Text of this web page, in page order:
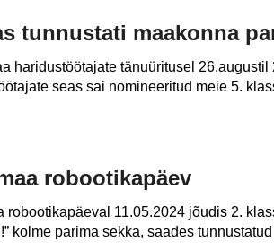
tunnustati maakonna
haridustöötajate tänuüritusel
seas sai nomineeritud meie 5.
robootikapäev
robootikapäeval 11.05.2024 jõudis 2.
kolme parima sekka, saades